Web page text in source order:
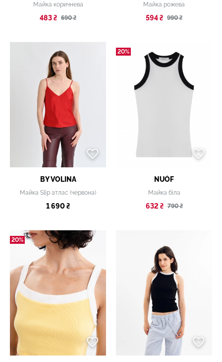
Майка коричнева
483 ₴ 690 ₴
Майка рожева
594 ₴ 990 ₴
BY VOLINA
Майка Slip атлас (червона)
1 690 ₴
20%
NUÓF
Майка біла
632 ₴ 790 ₴
20%